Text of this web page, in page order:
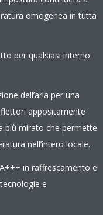
omogenea in tutta
per qualsiasi interno
dell’aria per una
appositamente
più mirato che permette
nell’intero locale.
in raffrescamento e
e